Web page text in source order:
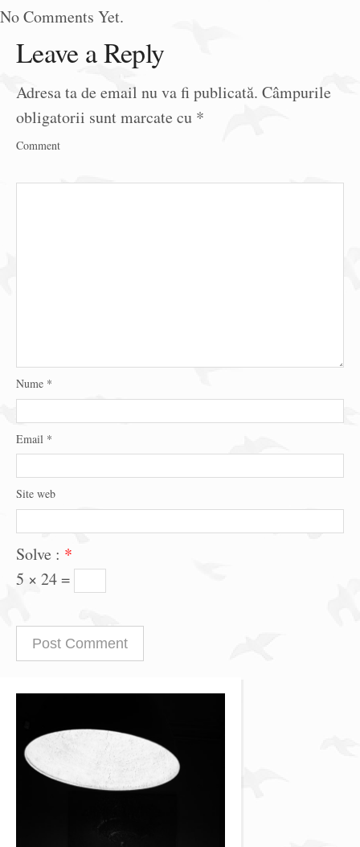
No Comments Yet.
Leave a Reply
Adresa ta de email nu va fi publicată. Câmpurile
obligatorii sunt marcate cu *
Comment
Nume *
Email *
Site web
Solve : *
5 × 24 =